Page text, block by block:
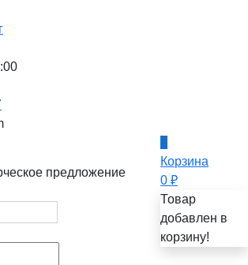
предложение
0
Корзина
0₽
Товар
добавлен в
корзину!